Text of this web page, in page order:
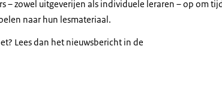
– zowel uitgeverijen als individuele leraren – op om
naar hun lesmateriaal.
Lees dan het nieuwsbericht in de